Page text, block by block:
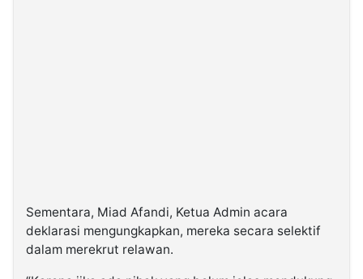
Sementara, Miad Afandi, Ketua Admin acara
deklarasi mengungkapkan, mereka secara selektif
dalam merekrut relawan.